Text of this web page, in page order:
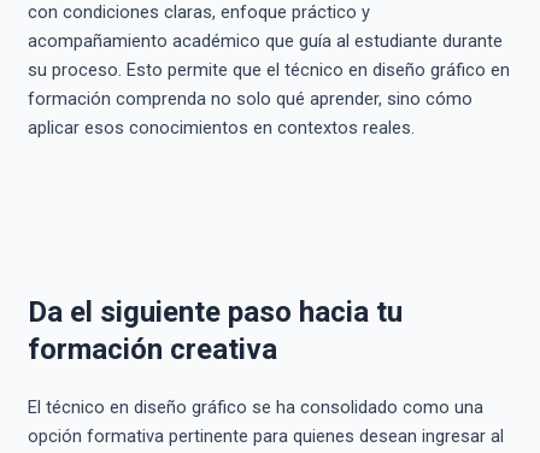
con condiciones claras, enfoque práctico y
acompañamiento académico que guía al estudiante durante
su proceso. Esto permite que el técnico en diseño gráfico en
formación comprenda no solo qué aprender, sino cómo
aplicar esos conocimientos en contextos reales.
Da el siguiente paso hacia tu
formación creativa
El técnico en diseño gráfico se ha consolidado como una
opción formativa pertinente para quienes desean ingresar al